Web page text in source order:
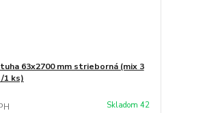
63x2700 mm strieborná (mix 3
1 ks)
Skladom 42